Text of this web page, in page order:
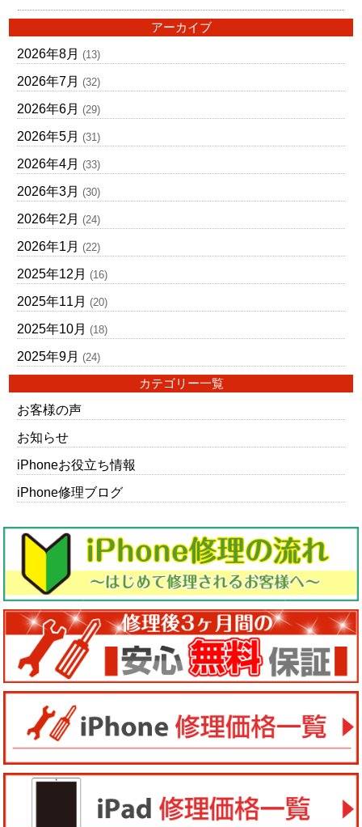
アーカイブ
2026年8月 (13)
2026年7月 (32)
2026年6月 (29)
2026年5月 (31)
2026年4月 (33)
2026年3月 (30)
2026年2月 (24)
2026年1月 (22)
2025年12月 (16)
2025年11月 (20)
2025年10月 (18)
2025年9月 (24)
カテゴリー一覧
お客様の声
お知らせ
iPhoneお役立ち情報
iPhone修理ブログ